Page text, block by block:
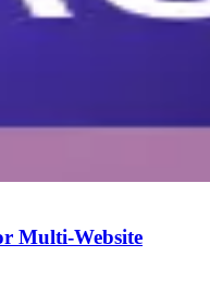
Multi-Website